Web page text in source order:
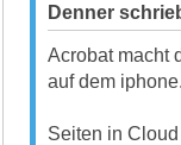
Denner
Acrobat macht
auf dem iphone.
Seiten in